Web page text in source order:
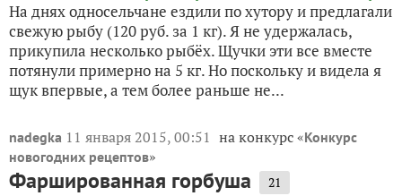
На днях односельчане ездили по хутору и предлагали
свежую рыбу (120 руб. за 1 кг). Я не удержалась,
прикупила несколько рыбёх. Щучки эти все вместе
потянули примерно на 5 кг. Но поскольку и видела я
щук впервые, а тем более раньше не...
nadegka 11 января 2015, 00:51 на конкурс «Конкурс
новогодних рецептов»
Фаршированная горбуша 21